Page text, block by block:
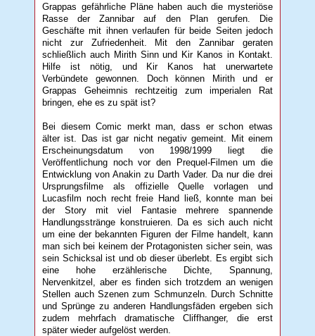
Grappas gefährliche Pläne haben auch die mysteriöse
Rasse der Zannibar auf den Plan gerufen. Die
Geschäfte mit ihnen verlaufen für beide Seiten jedoch
nicht zur Zufriedenheit. Mit den Zannibar geraten
schließlich auch Mirith Sinn und Kir Kanos in Kontakt.
Hilfe ist nötig, und Kir Kanos hat unerwartete
Verbündete gewonnen. Doch können Mirith und er
Grappas Geheimnis rechtzeitig zum imperialen Rat
bringen, ehe es zu spät ist?
Bei diesem Comic merkt man, dass er schon etwas
älter ist. Das ist gar nicht negativ gemeint. Mit einem
Erscheinungsdatum von 1998/1999 liegt die
Veröffentlichung noch vor den Prequel-Filmen um die
Entwicklung von Anakin zu Darth Vader. Da nur die drei
Ursprungsfilme als offizielle Quelle vorlagen und
Lucasfilm noch recht freie Hand ließ, konnte man bei
der Story mit viel Fantasie mehrere spannende
Handlungsstränge konstruieren. Da es sich auch nicht
um eine der bekannten Figuren der Filme handelt, kann
man sich bei keinem der Protagonisten sicher sein, was
sein Schicksal ist und ob dieser überlebt. Es ergibt sich
eine hohe erzählerische Dichte, Spannung,
Nervenkitzel, aber es finden sich trotzdem an wenigen
Stellen auch Szenen zum Schmunzeln. Durch Schnitte
und Sprünge zu anderen Handlungsfäden ergeben sich
zudem mehrfach dramatische Cliffhanger, die erst
später wieder aufgelöst werden.